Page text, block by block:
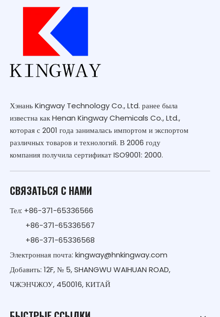
Хэнань Kingway Technology Co., Ltd. ранее была
известна как Henan Kingway Chemicals Co., Ltd.,
которая с 2001 года занималась импортом и экспортом
различных товаров и технологий. В 2006 году
компания получила сертификат ISO9001: 2000.
СВЯЗАТЬСЯ С НАМИ
Тел: +86-371-65336566
+86-371-65336567
+86-371-65336568
Электронная почта: kingway@hnkingway.com
Добавить: 12F, № 5, SHANGWU WAIHUAN ROAD,
ЧЖЭНЧЖОУ, 450016, КИТАЙ